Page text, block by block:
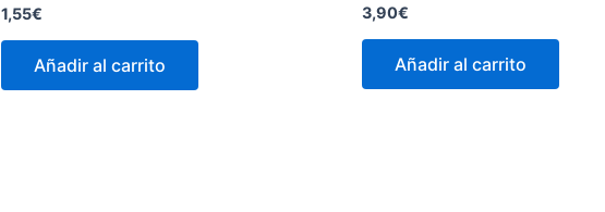
Valorado
con
0
1,55€
Añadir al carrito
Valorado
con
0
3,90€
Añadir al carrito